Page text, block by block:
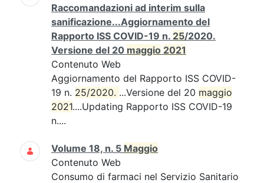
Raccomandazioni ad interim sulla
sanificazione...Aggiornamento del
Rapporto ISS COVID-19 n. 25/2020.
Versione del 20 maggio 2021
Contenuto Web
Aggiornamento del Rapporto ISS COVID-
19 n. 25/2020. ...Versione del 20 maggio
2021....Updating Rapporto ISS COVID-19
n....
Volume 18, n. 5 Maggio
Contenuto Web
Consumo di farmaci nel Servizio Sanitario